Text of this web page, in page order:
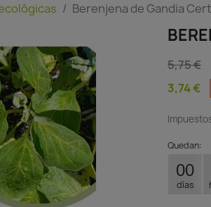
Berenjena de Gandia
5,75 €
3,74 €
Quedan:
00
días